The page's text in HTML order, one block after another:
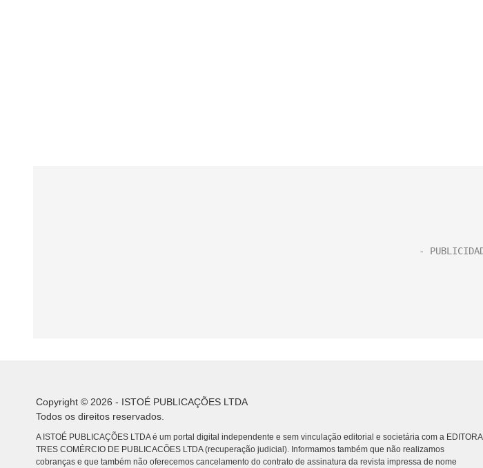
Copyright © 2026 - ISTOÉ PUBLICAÇÕES LTDA
Todos os direitos reservados.
A ISTOÉ PUBLICAÇÕES LTDA é um portal digital independente e sem vinculação editorial e societária com a EDITORA
TRES COMÉRCIO DE PUBLICACÕES LTDA (recuperação judicial). Informamos também que não realizamos
cobranças e que também não oferecemos cancelamento do contrato de assinatura da revista impressa de nome